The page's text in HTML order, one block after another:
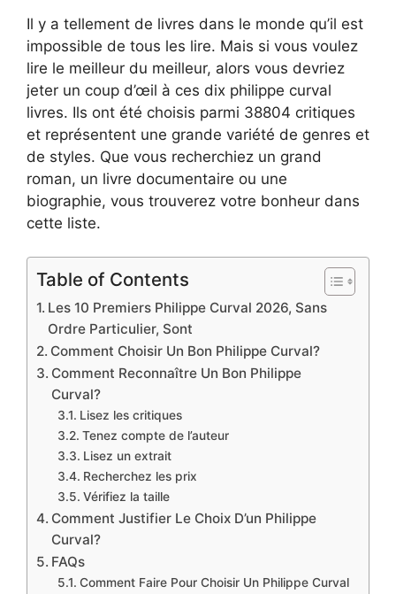
Il y a tellement de livres dans le monde qu’il est
impossible de tous les lire. Mais si vous voulez
lire le meilleur du meilleur, alors vous devriez
jeter un coup d’œil à ces dix philippe curval
livres. Ils ont été choisis parmi 38804 critiques
et représentent une grande variété de genres et
de styles. Que vous recherchiez un grand
roman, un livre documentaire ou une
biographie, vous trouverez votre bonheur dans
cette liste.
Table of Contents
Les 10 Premiers Philippe Curval 2026, Sans
Ordre Particulier, Sont
Comment Choisir Un Bon Philippe Curval?
Comment Reconnaître Un Bon Philippe
Curval?
Lisez les critiques
Tenez compte de l’auteur
Lisez un extrait
Recherchez les prix
Vérifiez la taille
Comment Justifier Le Choix D’un Philippe
Curval?
FAQs
Comment Faire Pour Choisir Un Philippe Curval